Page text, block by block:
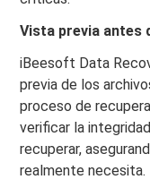
Vista previa antes
iBeesoft Data
previa de los
proceso de
verificar la
recuperar,
realmente necesita.